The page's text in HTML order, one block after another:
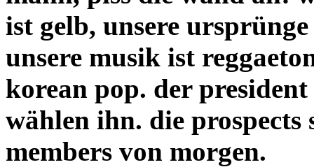
ist gelb, unsere
unsere musik ist
korean pop. der
wählen ihn. die
members von morgen.